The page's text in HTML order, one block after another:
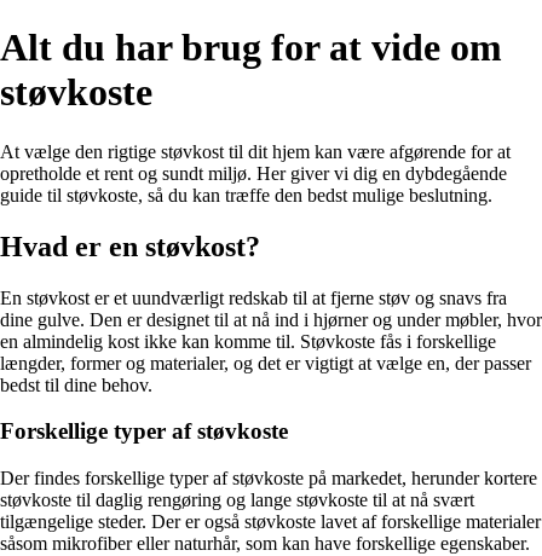
Alt du har brug for at vide om
støvkoste
At vælge den rigtige støvkost til dit hjem kan være afgørende for at
opretholde et rent og sundt miljø. Her giver vi dig en dybdegående
guide til støvkoste, så du kan træffe den bedst mulige beslutning.
Hvad er en støvkost?
En støvkost er et uundværligt redskab til at fjerne støv og snavs fra
dine gulve. Den er designet til at nå ind i hjørner og under møbler, hvor
en almindelig kost ikke kan komme til. Støvkoste fås i forskellige
længder, former og materialer, og det er vigtigt at vælge en, der passer
bedst til dine behov.
Forskellige typer af støvkoste
Der findes forskellige typer af støvkoste på markedet, herunder kortere
støvkoste til daglig rengøring og lange støvkoste til at nå svært
tilgængelige steder. Der er også støvkoste lavet af forskellige materialer
såsom mikrofiber eller naturhår, som kan have forskellige egenskaber.